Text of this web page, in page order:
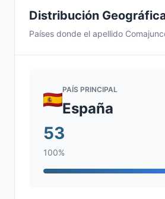
Distribución
Países donde el apellido
PAÍS PRINCIPAL
España
53
100%